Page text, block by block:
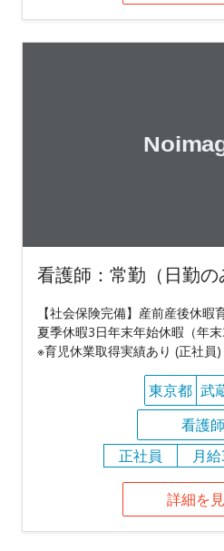
看護師：常勤（日勤の
【社会保険完備】産前産後休
夏季休暇3日年末年始休暇（年
※育児休業取得実績あり (正社員)
東京都 武
看護師
正社員
月
詳細を